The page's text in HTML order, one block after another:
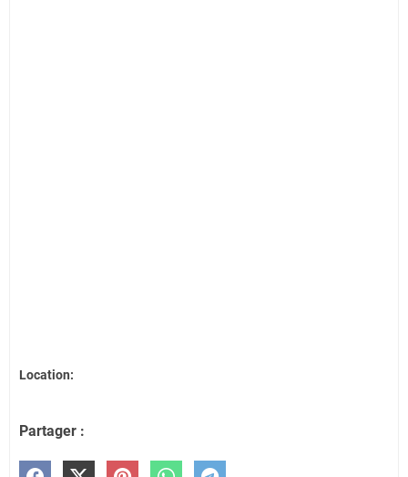
Location:
Partager :